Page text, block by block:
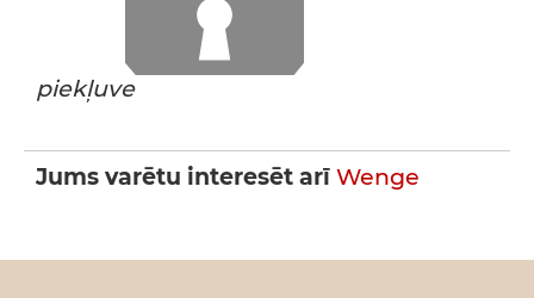
piekļuve
Jums varētu interesēt arī Wenge